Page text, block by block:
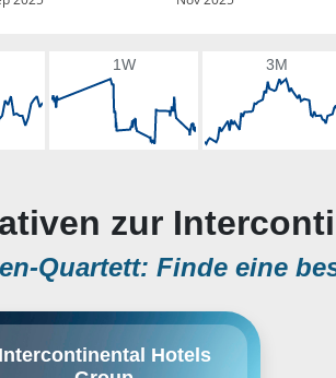
1W 3M
zur
Quartett: Finde eine
Intercontinental Hotels
Hotels Group Plc
ist eine international tätige